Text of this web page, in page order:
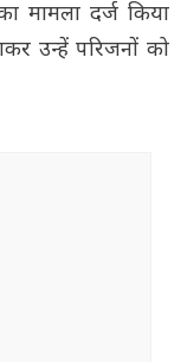
मामला दर्ज किया
उन्हें परिजनों को